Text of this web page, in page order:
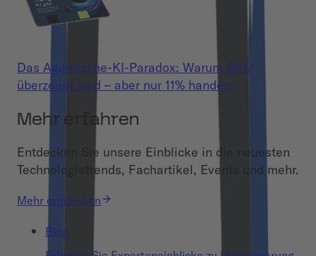
Das Agentische-KI-Paradox: Warum 86%
überzeugt sind – aber nur 11% handeln
Mehr erfahren
Entdecken Sie unsere Einblicke in die neuesten
Technologietrends, Fachartikel, Events und mehr.
Mehr entdecken
Blog